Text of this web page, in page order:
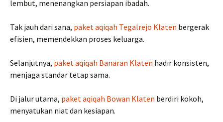
lembut, menenangkan persiapan ibadah.
Tak jauh dari sana, paket aqiqah Tegalrejo Klaten bergerak
efisien, memendekkan proses keluarga.
Selanjutnya, paket aqiqah Banaran Klaten hadir konsisten,
menjaga standar tetap sama.
Di jalur utama, paket aqiqah Bowan Klaten berdiri kokoh,
menyatukan niat dan kesiapan.